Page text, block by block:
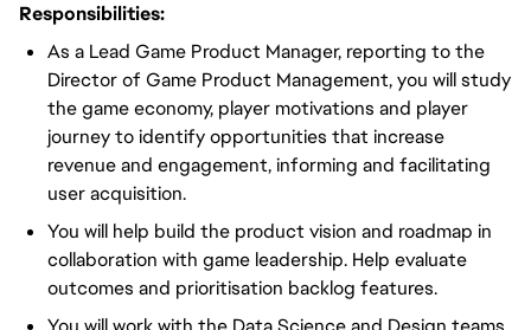
Responsibilities:
As a Lead Game Product Manager, reporting to the
Director of Game Product Management, you will study
the game economy, player motivations and player
journey to identify opportunities that increase
revenue and engagement, informing and facilitating
user acquisition.
You will help build the product vision and roadmap in
collaboration with game leadership. Help evaluate
outcomes and prioritisation backlog features.